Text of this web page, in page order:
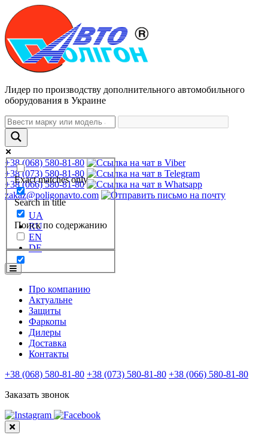
Лидер по производству дополнительного автомобильного
оборудования в Украине
Exact matches only
Search in title
Поиск по содержанию
+38 (068) 580-81-80
+38 (073) 580-81-80
+38 (066) 580-81-80
zakaz@poligonavto.com
UA
RU
EN
DE
Про компанию
Актуальне
Защиты
Фаркопы
Дилеры
Доставка
Контакты
+38 (068) 580-81-80 +38 (073) 580-81-80 +38 (066) 580-81-80
Заказать звонок